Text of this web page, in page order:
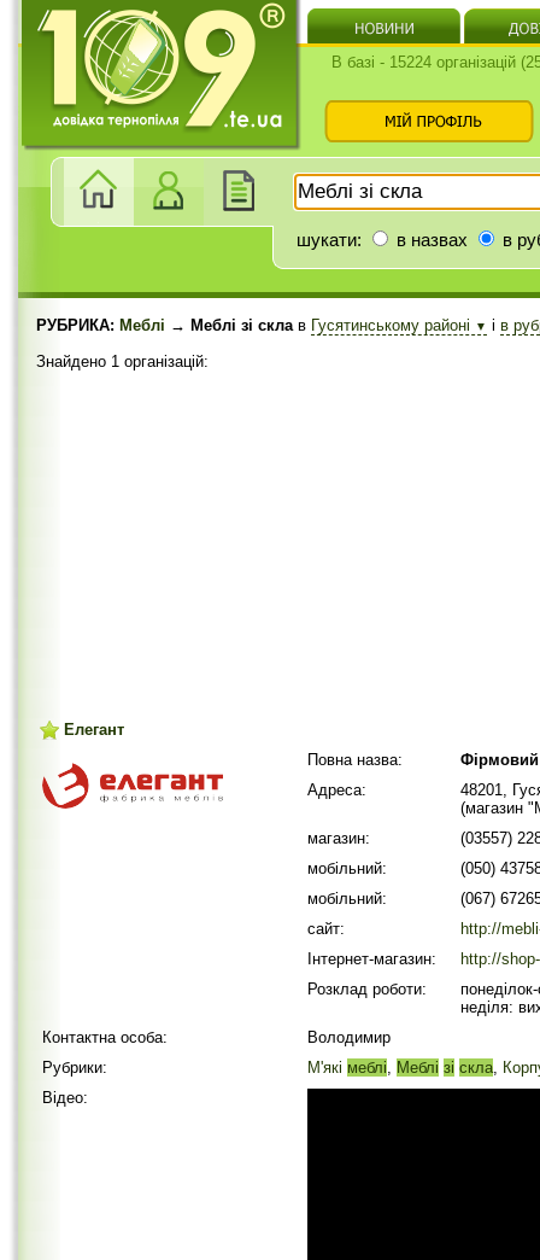
В базі - 15224 організацій
шукати: в назвах в
РУБРИКА: Меблі → Меблі зі склав Гусятинському районі ▼ і в
Знайдено 1 організацій:
Елегант
Повна назва:
Фірмовий
Адреса:
48201,
(магазин
магазин:
(03557)
мобільний:
(050)
мобільний:
(067)
сайт:
http://
Інтернет-магазин:
http://
Розклад роботи:
неділя:
Контактна особа:
Володимир
Рубрики:
М'які меблі, Меблі зі скла,
Відео: